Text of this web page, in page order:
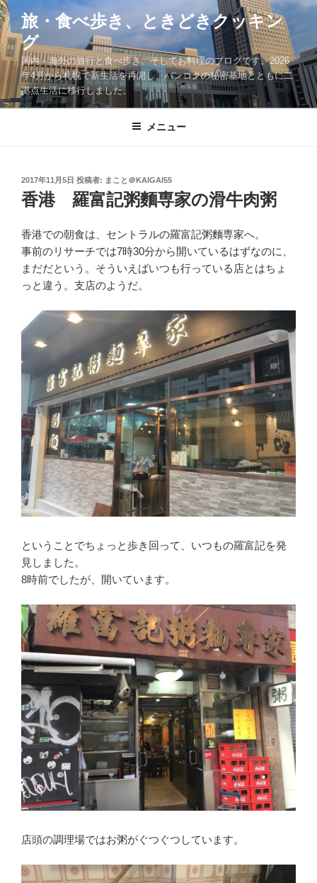
コ
ン
テ
ン
ツ
へ
ス
旅・食べ歩き、ときどきクッキン
グ
国内・海外の旅行と食べ歩き、そしてお料理のブログです。2026
年4月から札幌で新生活を再開し、バンコクの秘密基地とともに二
拠点生活に移行しました。
メニュー
投
稿
日:
2017年11月5日 投稿者: まこと＠KAIGAI55
香港 羅富記粥麵専家の滑牛肉粥
香港での朝食は、セントラルの羅富記粥麵専家へ。
事前のリサーチでは7時30分から開いているはずなのに、
まだだという。そういえばいつも行っている店とはちょ
っと違う。支店のようだ。
ということでちょっと歩き回って、いつもの羅富記を発
見しました。
8時前でしたが、開いています。
店頭の調理場ではお粥がぐつぐつしています。